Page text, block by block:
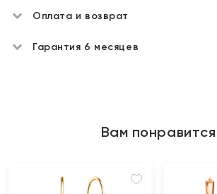
Оплата и возврат
Гарантия 6 месяцев
Вам понравится